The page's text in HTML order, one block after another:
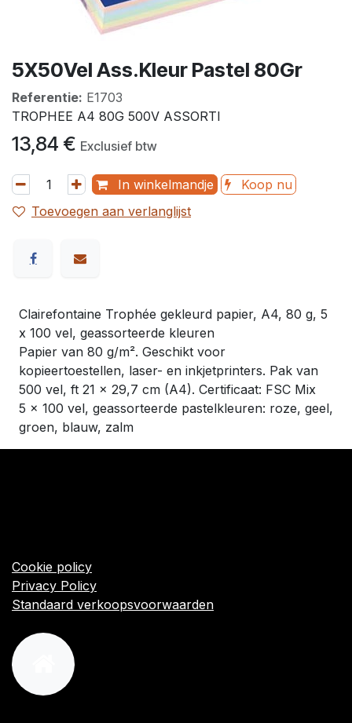
5X50Vel Ass.Kleur Pastel 80Gr
Referentie: E1703
TROPHEE A4 80G 500V ASSORTI
13,84 € Exclusief btw
In winkelmandje
Koop nu
Toevoegen aan verlanglijst
Clairefontaine Trophée gekleurd papier, A4, 80 g, 5
x 100 vel, geassorteerde kleuren
Papier van 80 g/m². Geschikt voor
kopieertoestellen, laser- en inkjetprinters. Pak van
500 vel, ft 21 x 29,7 cm (A4). Certificaat: FSC Mix
5 x 100 vel, geassorteerde pastelkleuren: roze, geel,
groen, blauw, zalm
Cookie policy
Privacy Policy
Standaard verkoopsvoorwaarden